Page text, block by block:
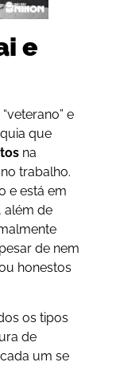
e
e
que
na
trabalho.
e está em
além de
de nem
honestos
os tipos
de
um se